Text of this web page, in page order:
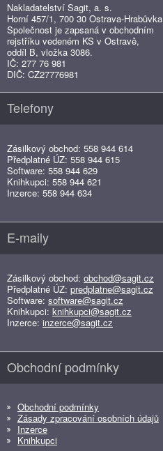
Nakladatelství Sagit, a. s.
Horní 457/1, 700 30 Ostrava-Hrabůvka
Společnost je zapsaná v obchodním
rejstříku vedeném KS v Ostravě,
oddíl B, vložka 3086.
IČ: 277 76 981
DIČ: CZ27776981
Telefony
Zásilkový obchod: 558 944 614
Předplatné ÚZ: 558 944 615
Software: 558 944 629
Knihkupci: 558 944 621
Inzerce: 558 944 634
E-maily
Zásilkový obchod: obchod@sagit.cz
Předplatné ÚZ: predplatne@sagit.cz
Software: software@sagit.cz
Knihkupci: knihkupci@sagit.cz
Inzerce: inzerce@sagit.cz
Obchodní podmínky
Obchodní podmínky
Zásady zpracování osobních údajů
Inzerce
Knihkupci